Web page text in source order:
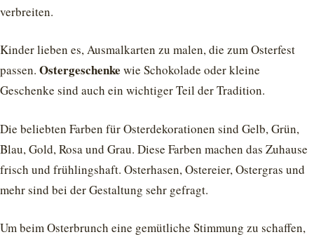
verbreiten.
Kinder lieben es, Ausmalkarten zu malen, die zum Osterfest
passen. Ostergeschenke wie Schokolade oder kleine
Geschenke sind auch ein wichtiger Teil der Tradition.
Die beliebten Farben für Osterdekorationen sind Gelb, Grün,
Blau, Gold, Rosa und Grau. Diese Farben machen das Zuhause
frisch und frühlingshaft. Osterhasen, Ostereier, Ostergras und
mehr sind bei der Gestaltung sehr gefragt.
Um beim Osterbrunch eine gemütliche Stimmung zu schaffen,